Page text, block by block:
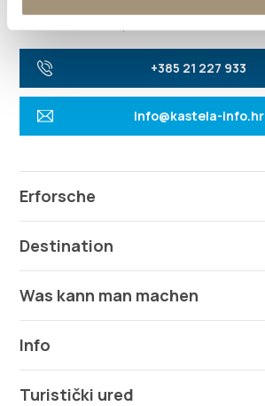
Villa Nika, Kamberovo šetalište 30
+385 21 227 933
info@kastela-info.hr
Erforsche
Destination
Was kann man machen
Info
Turistički ured